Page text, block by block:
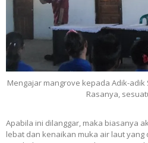
Mengajar mangrove kepada Adik-
Rasanya,
Apabila ini dilanggar, maka biasanya
lebat dan kenaikan muka air laut